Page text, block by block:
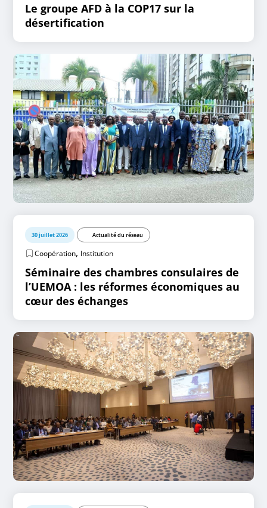
Le groupe AFD à la COP17 sur la
désertification
30 juillet 2026 Actualité du réseau
Coopération, Institution
Séminaire des chambres consulaires de
l’UEMOA : les réformes économiques au
cœur des échanges